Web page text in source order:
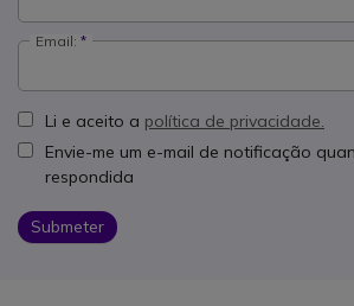
Email:
Li e aceito a política de privacidade.
Envie-me um e-mail de notificação
respondida
Submeter